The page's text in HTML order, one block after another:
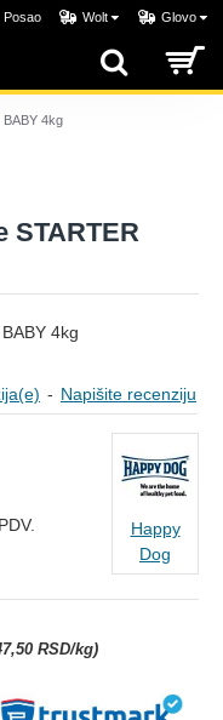
Posao Wolt Glovo
4kg
STARTER
- Napišite recenziju
RSD/kg)
Happy
Dog